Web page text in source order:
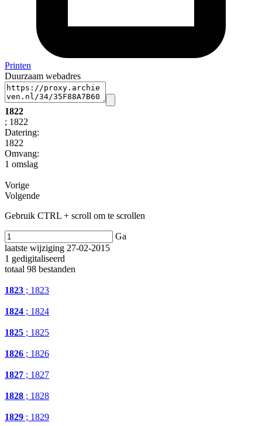
Printen
Duurzaam webadres
1822
; 1822
Datering:
1822
Omvang:
1 omslag
Vorige
Volgende
Gebruik CTRL + scroll om te scrollen
Ga
laatste wijziging 27-02-2015
1 gedigitaliseerd
totaal 98 bestanden
1823 ; 1823
1824 ; 1824
1825 ; 1825
1826 ; 1826
1827 ; 1827
1828 ; 1828
1829 ; 1829